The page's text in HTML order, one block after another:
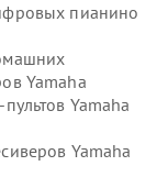
пианино
Yamaha
Yamaha
Yamaha